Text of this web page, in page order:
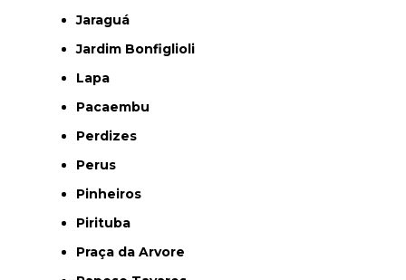
Jaraguá
Jardim Bonfiglioli
Lapa
Pacaembu
Perdizes
Perus
Pinheiros
Pirituba
Praça da Arvore